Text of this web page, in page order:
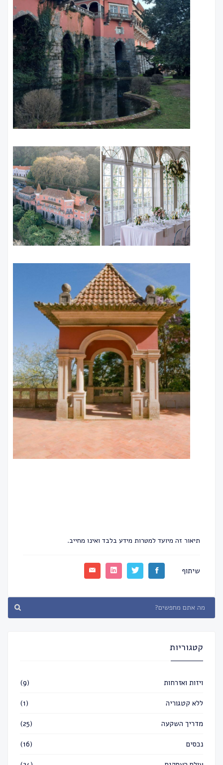
תיאור זה מיועד למטרות מידע בלבד ואינו מחייב.
שיתוף
קטגוריות
ויזות ואזרחות (9)
ללא קטגוריה (1)
מדריך השקעה (25)
נכסים (16)